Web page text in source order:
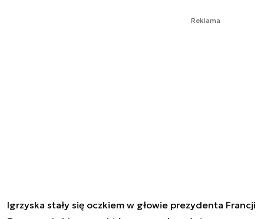
Reklama
Igrzyska stały się oczkiem w głowie prezydenta Francji